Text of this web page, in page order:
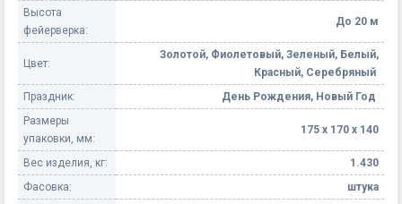
Высота
фейерверка:
До 20 м
Цвет:
Золотой, Фиолетовый, Зеленый, Белый,
Красный, Серебряный
Праздник:
День Рождения, Новый Год
Размеры
упаковки, мм:
175 х 170 х 140
Вес изделия, кг:
1.430
Фасовка:
штука